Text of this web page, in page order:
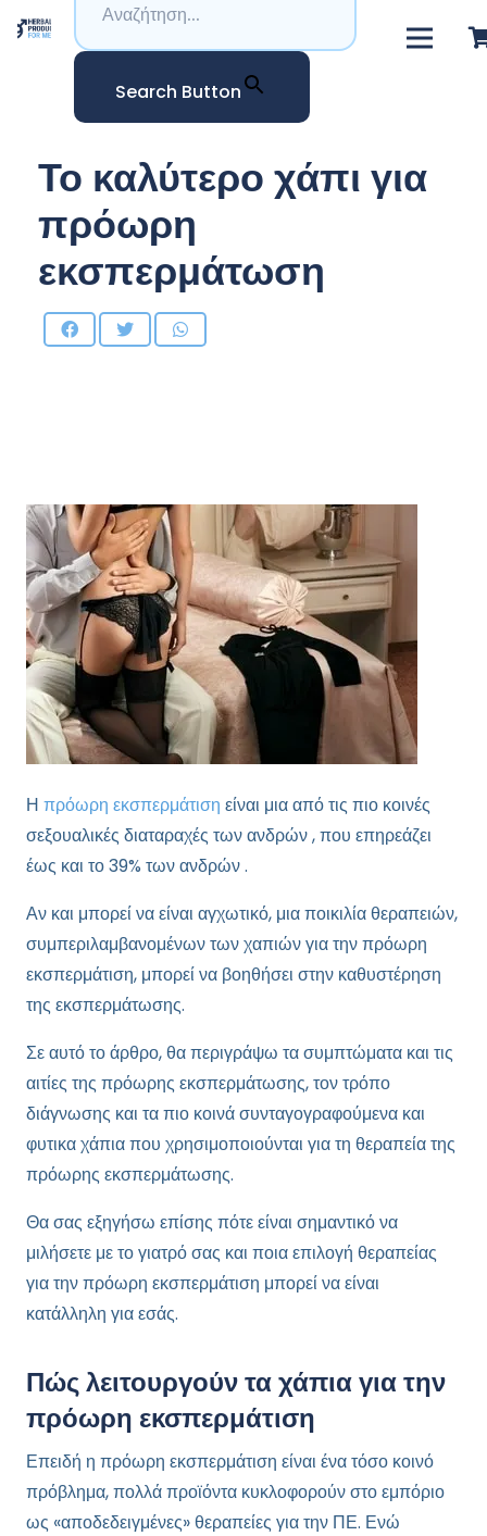
Search Button
Το καλύτερο χάπι για
πρόωρη
εκσπερμάτωση
Η πρόωρη εκσπερμάτιση είναι μια από τις πιο κοινές
σεξουαλικές διαταραχές των ανδρών , που επηρεάζει
έως και το 39% των ανδρών .
Αν και μπορεί να είναι αγχωτικό, μια ποικιλία θεραπειών,
συμπεριλαμβανομένων των χαπιών για την πρόωρη
εκσπερμάτιση, μπορεί να βοηθήσει στην καθυστέρηση
της εκσπερμάτωσης.
Σε αυτό το άρθρο, θα περιγράψω τα συμπτώματα και τις
αιτίες της πρόωρης εκσπερμάτωσης, τον τρόπο
διάγνωσης και τα πιο κοινά συνταγογραφούμενα και
φυτικα χάπια που χρησιμοποιούνται για τη θεραπεία της
πρόωρης εκσπερμάτωσης.
Θα σας εξηγήσω επίσης πότε είναι σημαντικό να
μιλήσετε με το γιατρό σας και ποια επιλογή θεραπείας
για την πρόωρη εκσπερμάτιση μπορεί να είναι
κατάλληλη για εσάς.
Πώς λειτουργούν τα χάπια για την
πρόωρη εκσπερμάτιση
Επειδή η πρόωρη εκσπερμάτιση είναι ένα τόσο κοινό
πρόβλημα, πολλά προϊόντα κυκλοφορούν στο εμπόριο
ως «αποδεδειγμένες» θεραπείες για την ΠΕ. Ενώ